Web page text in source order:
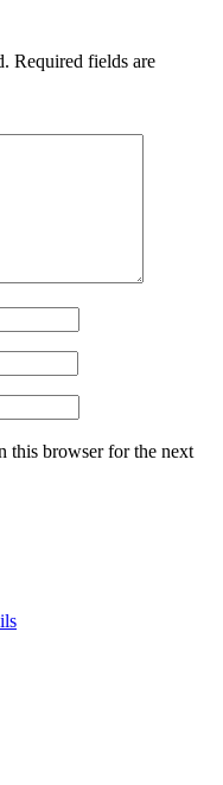
Required fields are
this browser for the next